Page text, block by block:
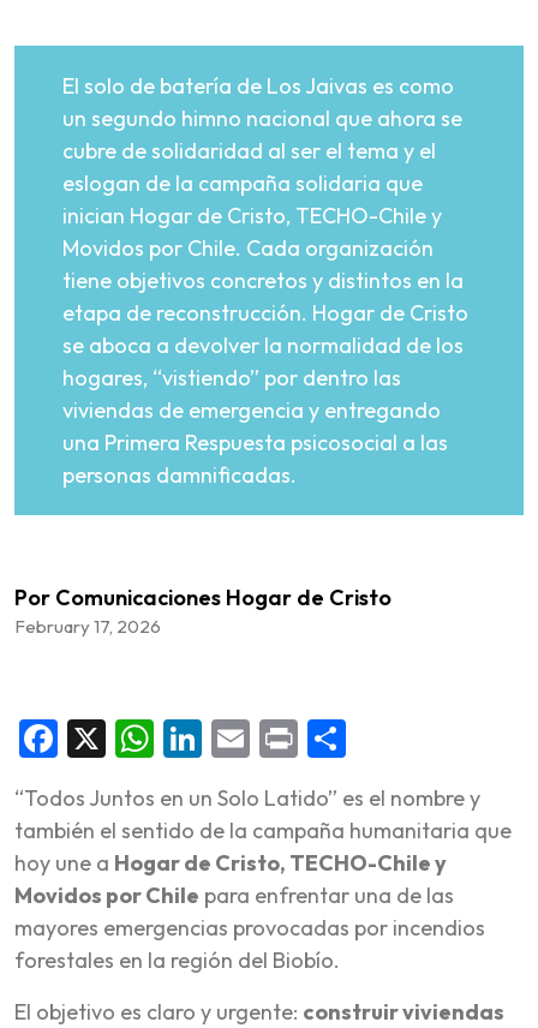
El solo de batería de Los Jaivas es como
un segundo himno nacional que ahora se
cubre de solidaridad al ser el tema y el
eslogan de la campaña solidaria que
inician Hogar de Cristo, TECHO-Chile y
Movidos por Chile. Cada organización
tiene objetivos concretos y distintos en la
etapa de reconstrucción. Hogar de Cristo
se aboca a devolver la normalidad de los
hogares, “vistiendo” por dentro las
viviendas de emergencia y entregando
una Primera Respuesta psicosocial a las
personas damnificadas.
Por Comunicaciones Hogar de Cristo
February 17, 2026
Facebook
X WhatsApp
LinkedIn
Email
Print
“Todos Juntos en un Solo Latido” es el nombre y
también el sentido de la campaña humanitaria que
hoy une a Hogar de Cristo, TECHO-Chile y
Movidos por Chile para enfrentar una de las
mayores emergencias provocadas por incendios
forestales en la región del Biobío.
El objetivo es claro y urgente: construir viviendas